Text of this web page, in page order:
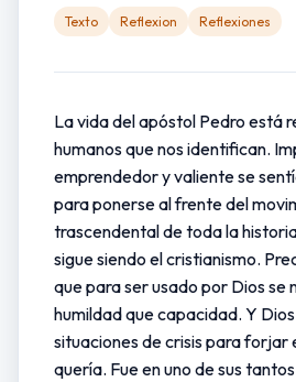
Texto Reflexion Reflexiones
La vida del apóstol Pedro está
humanos que nos identifican.
emprendedor y valiente se
para ponerse al frente del
trascendental de toda la
sigue siendo el cristianismo.
que para ser usado por Dios se
humildad que capacidad. Y
situaciones de crisis para forjar
quería. Fue en uno de sus